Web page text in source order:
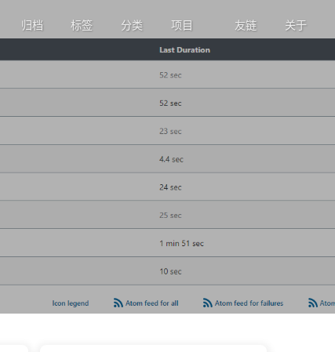
归档 标签 分类 项目 友链 关于